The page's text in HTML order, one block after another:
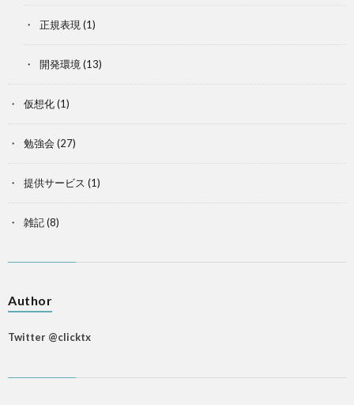
正規表現 (1)
開発環境 (13)
仮想化(1)
勉強会 (27)
提供サービス (1)
雑記(8)
Author
Twitter @clicktx